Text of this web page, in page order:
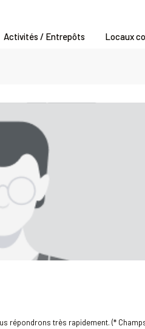
Activités / Entrepôts Locaux
répondrons très rapidement. (*